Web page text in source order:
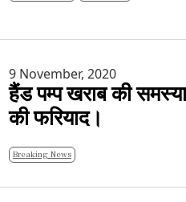
9 November, 2020
हैंड पम्प खराब की
की फरियाद।
Breaking News